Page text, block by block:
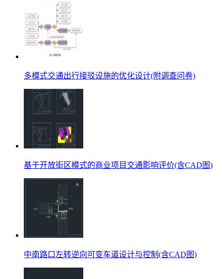
多模式交通出行接驳设施的优化设计(附调查问卷)
基于开放街区模式的商业项目交通影响评价(含CAD图)
中南路口左转逆向可变车道设计与控制(含CAD图)